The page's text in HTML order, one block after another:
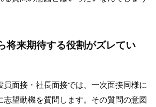
将来期待する役割がズレてい
員面接・社長面接では、一次面接同様に
志望動機を質問します。その質問の意図